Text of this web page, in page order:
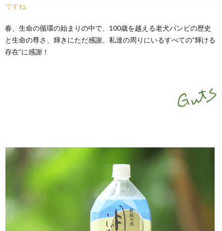
ですね。
春、生命の循環の始まりの中で、100歳を越える老犬バンビの歴史
と生命の尊さ、輝きにただ感謝。私達の周りにいるすべての”輝ける
存在”に感謝！